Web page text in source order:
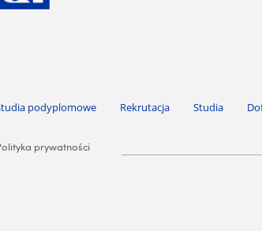
nawigację i przejdź do treści
podyplomowe Rekrutacja Studia
nawigację i przejdź do treści
prywatności